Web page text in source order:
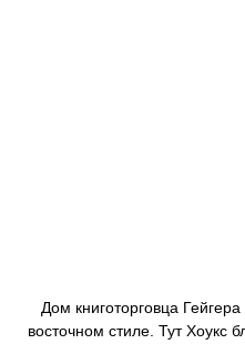
Дом книготорговца
восточном стиле. Тут Хоукс